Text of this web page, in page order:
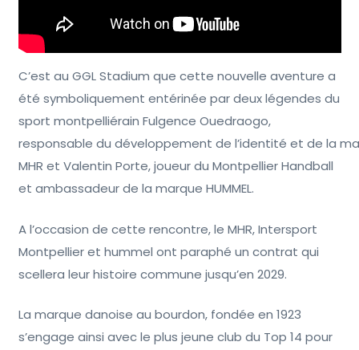
C’est au GGL Stadium que cette nouvelle aventure a
été symboliquement entérinée par deux légendes du
sport montpelliérain Fulgence Ouedraogo,
responsable du développement de l’identité et de la
MHR et Valentin Porte, joueur du Montpellier Handball
et ambassadeur de la marque HUMMEL.
A l’occasion de cette rencontre, le MHR, Intersport
Montpellier et hummel ont paraphé un contrat qui
scellera leur histoire commune jusqu’en 2029.
La marque danoise au bourdon, fondée en 1923
s’engage ainsi avec le plus jeune club du Top 14 pour